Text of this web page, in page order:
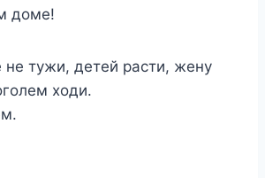
доме!
тужи, детей расти, жену
ходи.